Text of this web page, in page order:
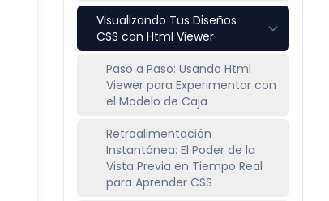
Visualizando Tus Diseños
CSS con Html Viewer
Paso a Paso: Usando Html
Viewer para Experimentar con
el Modelo de Caja
Retroalimentación
Instantánea: El Poder de la
Vista Previa en Tiempo Real
para Aprender CSS